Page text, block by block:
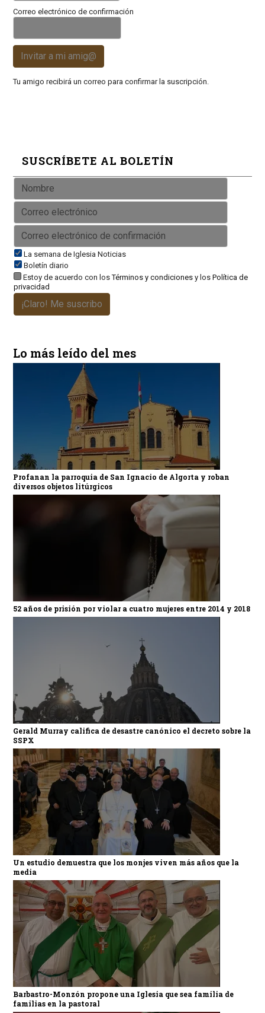
Correo electrónico de confirmación
Invitar a mi amig@
Tu amigo recibirá un correo para confirmar la suscripción.
SUSCRÍBETE AL BOLETÍN
La semana de Iglesia Noticias
Boletín diario
Estoy de acuerdo con losTérminos y condicionesy los Política de
privacidad
¡Claro! Me suscribo
Lo más leído del mes
Profanan la parroquia de San Ignacio de Algorta y roban
diversos objetos litúrgicos
52 años de prisión por violar a cuatro mujeres entre 2014 y 2018
Gerald Murray califica de desastre canónico el decreto sobre la
SSPX
Un estudio demuestra que los monjes viven más años que la
media
Barbastro-Monzón propone una Iglesia que sea familia de
familias en la pastoral